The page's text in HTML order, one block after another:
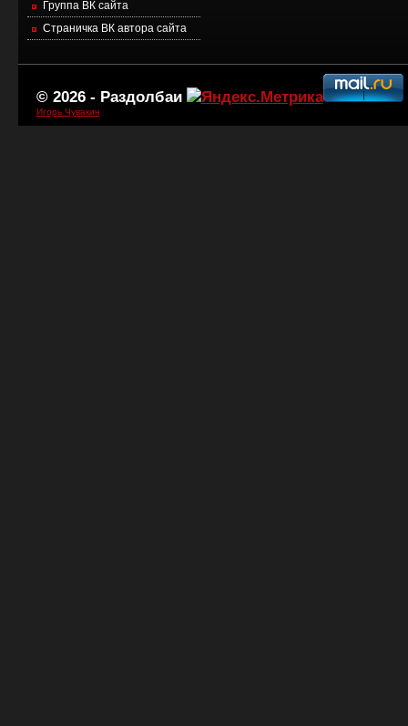
Группа ВК сайта
Страничка ВК автора сайта
© 2026 - Раздолбаи
Игорь Чувакин